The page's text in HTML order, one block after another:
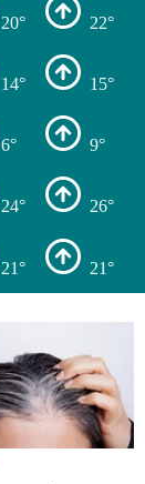
20° 22°
14° 15°
6° 9°
24° 26°
21° 21°